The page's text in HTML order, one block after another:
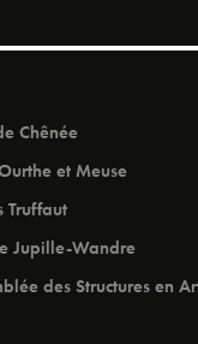
Chênée
et Meuse
Truffaut
Jupille-Wandre
des Structures en